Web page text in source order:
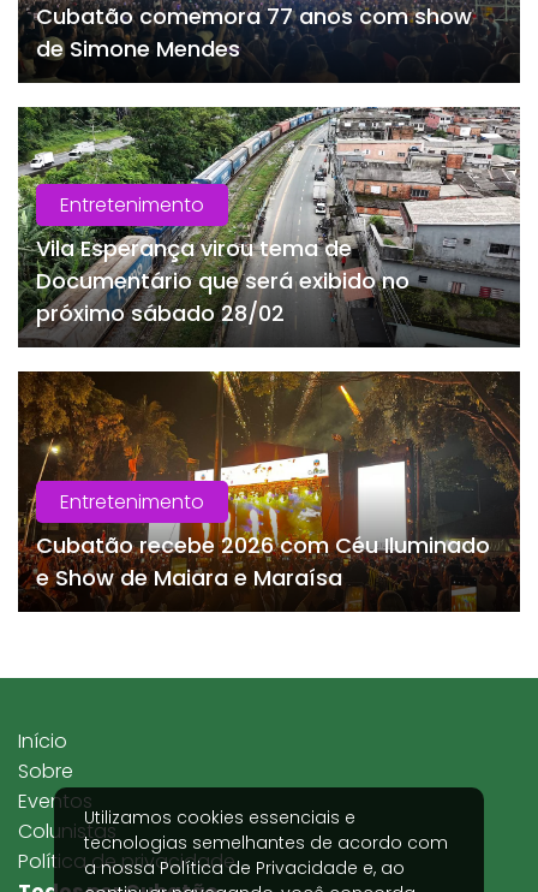
Cubatão comemora 77 anos com show
de Simone Mendes
Entretenimento
Vila Esperança virou tema de
Documentário que será exibido no
próximo sábado 28/02
Entretenimento
Cubatão recebe 2026 com Céu Iluminado
e Show de Maiara e Maraísa
Utilizamos cookies essenciais e
tecnologias semelhantes de acordo com
a nossaPolítica de Privacidade e, ao
Início
Sobre
Eventos
Colunistas
Política de privacidade